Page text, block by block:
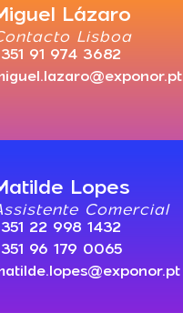
Lázaro
Lisboa
91 974 3682
Lopes
Comercial
22 998 1432
96 179 0065